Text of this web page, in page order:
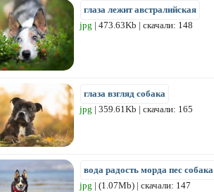
глаза лежит австралийская
jpg | 473.63Kb | скачали: 148
глаза взгляд собака
jpg | 359.61Kb | скачали: 165
вода радость морда пес собака
jpg | (1.07Mb) | скачали: 147